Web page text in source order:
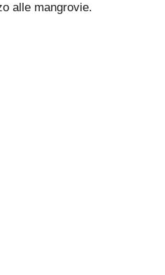
alle mangrovie.